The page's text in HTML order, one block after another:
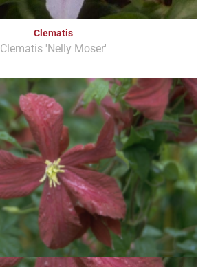
Clematis
Clematis 'Nelly Moser'